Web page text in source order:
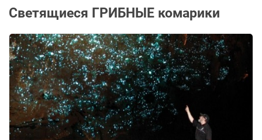
Светящиеся ГРИБНЫЕ комарики